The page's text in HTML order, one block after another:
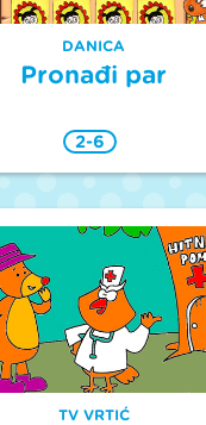
DANICA
Pronađi par
2-6
TV VRTIĆ